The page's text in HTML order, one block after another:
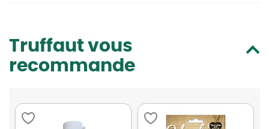
Truffaut vous
recommande